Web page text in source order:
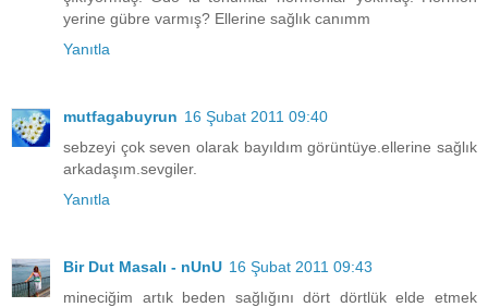
yerine gübre varmış? Ellerine sağlık canımm
Yanıtla
mutfagabuyrun 16 Şubat 2011 09:40
sebzeyi çok seven olarak bayıldım görüntüye.ellerine sağlık
arkadaşım.sevgiler.
Yanıtla
Bir Dut Masalı - nUnU 16 Şubat 2011 09:43
mineciğim artık beden sağlığını dört dörtlük elde etmek